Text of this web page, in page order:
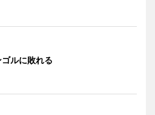
ルに敗れる